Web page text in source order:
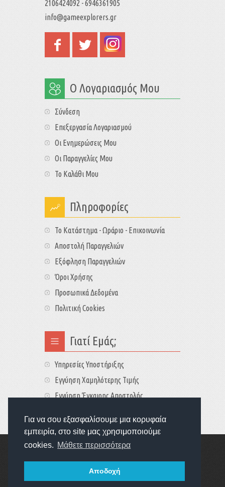
Για να σου εξασφαλίσουμε μια κορυφαία
εμπειρία, στο site μας χρησιμοποιούμε
cookies. Μάθετε περισσότερα
Αποδοχή
2106424092 - 6946361905
info@gameexplorers.gr
Ο Λογαριασμός Μου
Σύνδεση
Επεξεργασία Λογαριασμού
Οι Ενημερώσεις Μου
Οι Παραγγελίες Μου
Το Καλάθι Μου
Πληροφορίες
Το Κατάστημα - Ωράριο - Επικοινωνία
Αποστολή Παραγγελιών
Εξόφληση Παραγγελιών
Όροι Χρήσης
Προσωπικά Δεδομένα
Πολιτική Cookies
Γιατί Εμάς;
Υπηρεσίες Υποστήριξης
Εγγύηση Χαμηλότερης Τιμής
Εγγύηση Έγκαιρης Αποστολής
Copyright © 2022GameExplorers
Οι τιμές περιλαμβάνουν ΦΠΑ 24%